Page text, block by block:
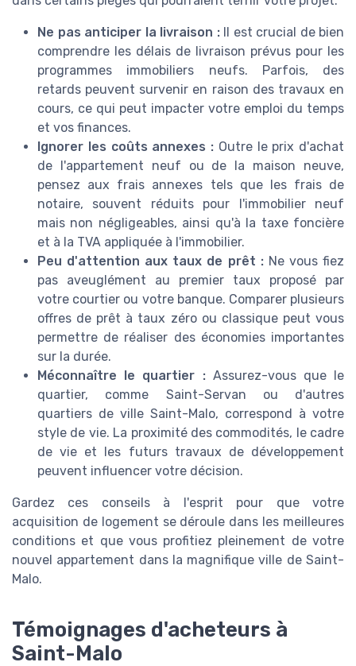
Ne pas anticiper la livraison :Il est crucial de bien
comprendre les délais de livraison prévus pour les
programmes immobiliers neufs. Parfois, des
retards peuvent survenir en raison des travaux en
cours, ce qui peut impacter votre emploi du temps
et vos finances.
Ignorer les coûts annexes : Outre le prix d'achat
de l'appartement neuf ou de la maison neuve,
pensez aux frais annexes tels que les frais de
notaire, souvent réduits pour l'immobilier neuf
mais non négligeables, ainsi qu'à la taxe foncière
et à la TVA appliquée à l'immobilier.
Peu d'attention aux taux de prêt :Ne vous fiez
pas aveuglément au premier taux proposé par
votre courtier ou votre banque. Comparer plusieurs
offres de prêt à taux zéro ou classique peut vous
permettre de réaliser des économies importantes
sur la durée.
Méconnaître le quartier :Assurez-vous que le
quartier, comme Saint-Servan ou d'autres
quartiers de ville Saint-Malo, correspond à votre
style de vie. La proximité des commodités, le cadre
de vie et les futurs travaux de développement
peuvent influencer votre décision.
Gardez ces conseils à l'esprit pour que votre
acquisition de logement se déroule dans les meilleures
conditions et que vous profitiez pleinement de votre
nouvel appartement dans la magnifique ville de Saint-
Malo.
Témoignages d'acheteurs à
Saint-Malo